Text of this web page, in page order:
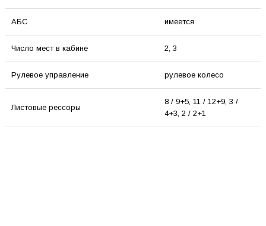
АБС имеется
Число мест в кабине 2, 3
Рулевое управление рулевое колесо
Листовые рессоры
8 / 9+5, 11 / 12+9, 3 /
4+3, 2 / 2+1